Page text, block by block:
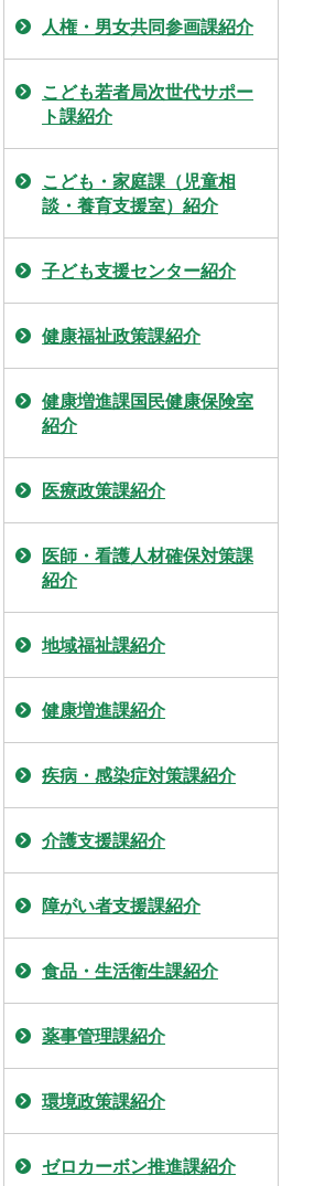
人権・男女共同参画課紹介
こども若者局次世代サポー
ト課紹介
こども・家庭課（児童相
談・養育支援室）紹介
子ども支援センター紹介
健康福祉政策課紹介
健康増進課国民健康保険室
紹介
医療政策課紹介
医師・看護人材確保対策課
紹介
地域福祉課紹介
健康増進課紹介
疾病・感染症対策課紹介
介護支援課紹介
障がい者支援課紹介
食品・生活衛生課紹介
薬事管理課紹介
環境政策課紹介
ゼロカーボン推進課紹介